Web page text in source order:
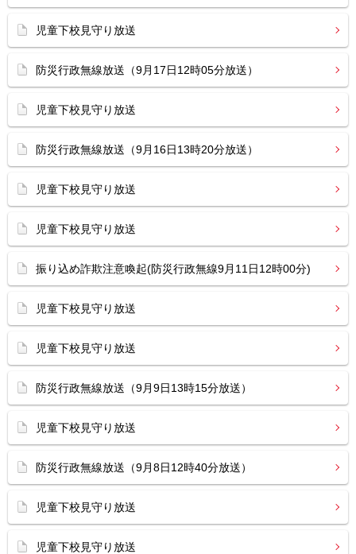
児童下校見守り放送
防災行政無線放送（9月17日12時05分放送）
児童下校見守り放送
防災行政無線放送（9月16日13時20分放送）
児童下校見守り放送
児童下校見守り放送
振り込め詐欺注意喚起(防災行政無線9月11日12時00分)
児童下校見守り放送
児童下校見守り放送
防災行政無線放送（9月9日13時15分放送）
児童下校見守り放送
防災行政無線放送（9月8日12時40分放送）
児童下校見守り放送
児童下校見守り放送